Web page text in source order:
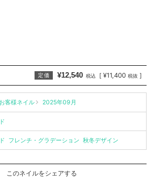
定価 ¥12,540 税込 [ ¥11,400 税抜 ]
客様ネイル 2025年09月
フレンチ・グラデーション 秋冬デザイン
このネイルをシェアする